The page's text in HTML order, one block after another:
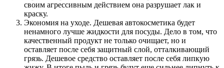
своим агрессивным действием она разрушает лак и
краску.
Экономия на уходе. Дешевая автокосметика будет
ненамного лучше жидкости для посуды. Дело в том, что
качественный продукт не только очищает, но и
оставляет после себя защитный слой, отталкивающий
грязь. Дешевое средство оставляет после себя липкую